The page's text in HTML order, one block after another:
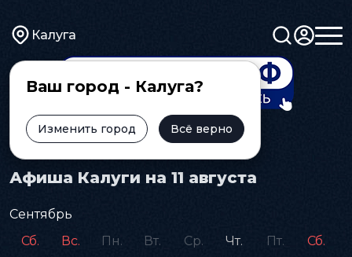
Калуга
Ваш город - Калуга?
Изменить город Всё верно
Главная Афиша
Афиша Калуги на 11 августа
Сентябрь
Сб.
Вс. Пн. Вт. Ср. Чт. Пт. Сб.